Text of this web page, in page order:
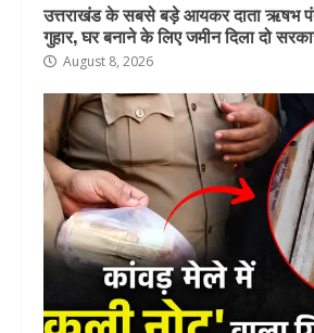
उत्तराखंड के सबसे बड़े आयकर दाता ऋषभ
गुहार, घर बनाने के लिए जमीन दिला दो
August 8, 2026